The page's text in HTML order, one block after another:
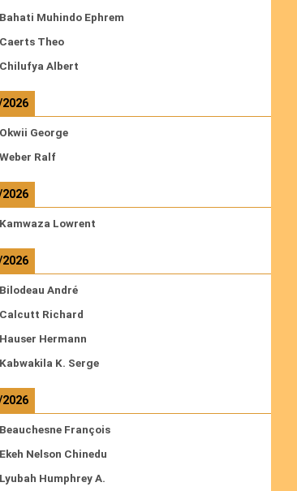
Bahati Muhindo Ephrem
Caerts Theo
Chilufya Albert
Okwii George
Weber Ralf
Kamwaza Lowrent
Bilodeau André
Calcutt Richard
Hauser Hermann
Kabwakila K. Serge
Beauchesne François
Ekeh Nelson Chinedu
Lyubah Humphrey A.